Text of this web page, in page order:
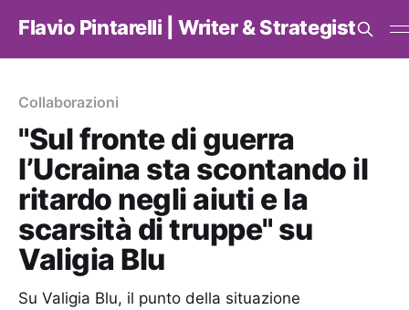
Flavio Pintarelli | Writer & Strategist
Collaborazioni
"Sul fronte di guerra
l’Ucraina sta scontando il
ritardo negli aiuti e la
scarsità di truppe" su
Valigia Blu
Su Valigia Blu, il punto della situazione